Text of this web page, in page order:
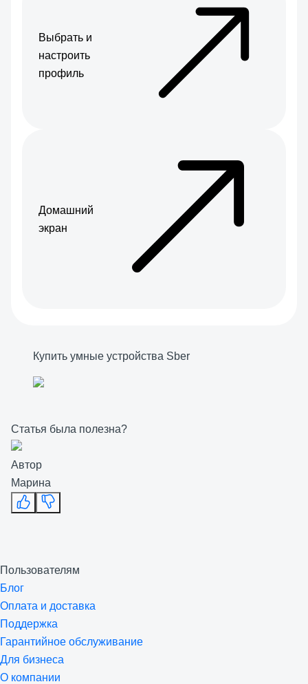
Выбрать и
настроить
профиль
Домашний
экран
Купить умные устройства Sber
Статья была полезна?
Автор
Марина
Пользователям
Блог
Оплата и доставка
Поддержка
Гарантийное обслуживание
Для бизнеса
О компании